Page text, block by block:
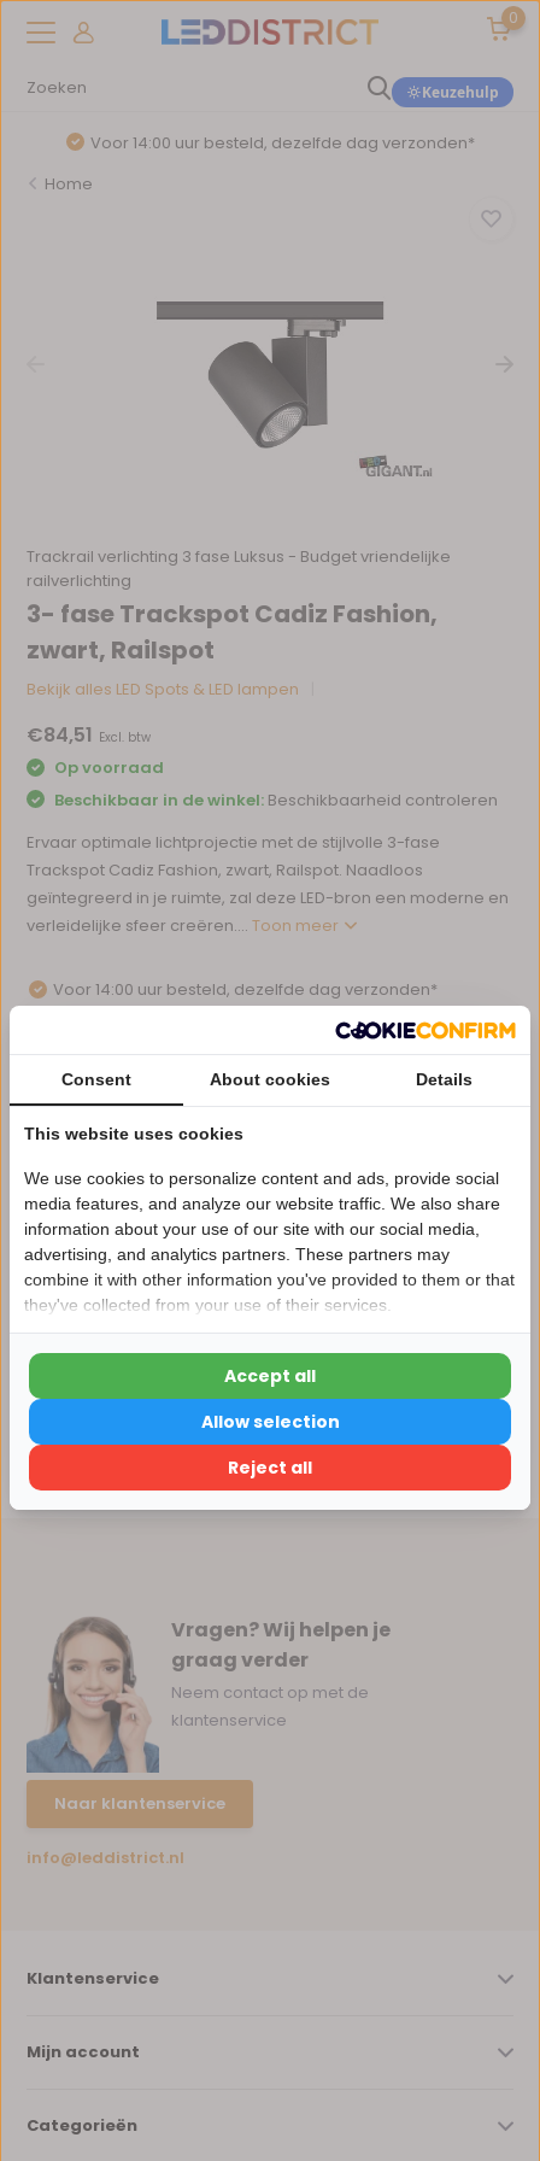
0
Keuzehulp
Voor 14:00 uur besteld, dezelfde dag verzonden*
Home
Trackrail verlichting 3 fase Luksus - Budget vriendelijke
railverlichting
3- fase Trackspot Cadiz Fashion,
zwart, Railspot
Bekijk alles LED Spots & LED lampen
€84,51 Excl. btw
Op voorraad
Beschikbaar in de winkel: Beschikbaarheid controleren
Ervaar optimale lichtprojectie met de stijlvolle 3-fase
Trackspot Cadiz Fashion, zwart, Railspot. Naadloos
geïntegreerd in je ruimte, zal deze LED-bron een moderne en
verleidelijke sfeer creëren....Toon meer
Voor 14:00 uur besteld, dezelfde dag verzonden*
1 tot 10 jaar garantie op verlichting
Afhalen in ons magazijn direct mogelijk
Vergelijk
Productomschrijving
Reviews
Vragen? Wij helpen je
graag verder
Neem contact op met de
klantenservice
Naar klantenservice
info@leddistrict.nl
Klantenservice
Mijn account
Categorieën
Nu 15% korting
15korting
15% korting
Verder winkelen
Consent About cookies Details
This website uses cookies
We use cookies to personalize content and ads, provide social
media features, and analyze our website traffic. We also share
information about your use of our site with our social media,
advertising, and analytics partners. These partners may
combine it with other information you've provided to them or that
they've collected from your use of their services.
Reject all
Allow selection
Accept all